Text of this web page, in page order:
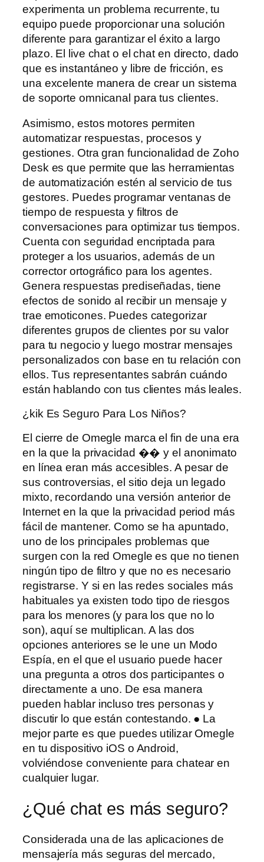
experimenta un problema recurrente, tu
equipo puede proporcionar una solución
diferente para garantizar el éxito a largo
plazo. El live chat o el chat en directo, dado
que es instantáneo y libre de fricción, es
una excelente manera de crear un sistema
de soporte omnicanal para tus clientes.
Asimismo, estos motores permiten
automatizar respuestas, procesos y
gestiones. Otra gran funcionalidad de Zoho
Desk es que permite que las herramientas
de automatización estén al servicio de tus
gestores. Puedes programar ventanas de
tiempo de respuesta y filtros de
conversaciones para optimizar tus tiempos.
Cuenta con seguridad encriptada para
proteger a los usuarios, además de un
corrector ortográfico para los agentes.
Genera respuestas prediseñadas, tiene
efectos de sonido al recibir un mensaje y
trae emoticones. Puedes categorizar
diferentes grupos de clientes por su valor
para tu negocio y luego mostrar mensajes
personalizados con base ​​en tu relación con
ellos. Tus representantes sabrán cuándo
están hablando con tus clientes más leales.
¿kik Es Seguro Para Los Niños?
El cierre de Omegle marca el fin de una era
en la que la privacidad �� y el anonimato
en línea eran más accesibles. A pesar de
sus controversias, el sitio deja un legado
mixto, recordando una versión anterior de
Internet en la que la privacidad period más
fácil de mantener. Como se ha apuntado,
uno de los principales problemas que
surgen con la red Omegle es que no tienen
ningún tipo de filtro y que no es necesario
registrarse. Y si en las redes sociales más
habituales ya existen todo tipo de riesgos
para los menores (y para los que no lo
son), aquí se multiplican. A las dos
opciones anteriores se le une un Modo
Espía, en el que el usuario puede hacer
una pregunta a otros dos participantes o
directamente a uno. De esa manera
pueden hablar incluso tres personas y
discutir lo que están contestando. ● La
mejor parte es que puedes utilizar Omegle
en tu dispositivo iOS o Android,
volviéndose conveniente para chatear en
cualquier lugar.
¿Qué chat es más seguro?
Considerada una de las aplicaciones de
mensajería más seguras del mercado,